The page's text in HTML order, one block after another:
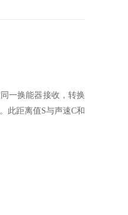
一换能器接收，转换
此距离值S与声速C和